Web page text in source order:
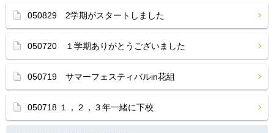
050829 2学期がスタートしました
050720 １学期ありがとうございました
050719 サマーフェスティバルin花組
050718 １，２，３年一緒に下校